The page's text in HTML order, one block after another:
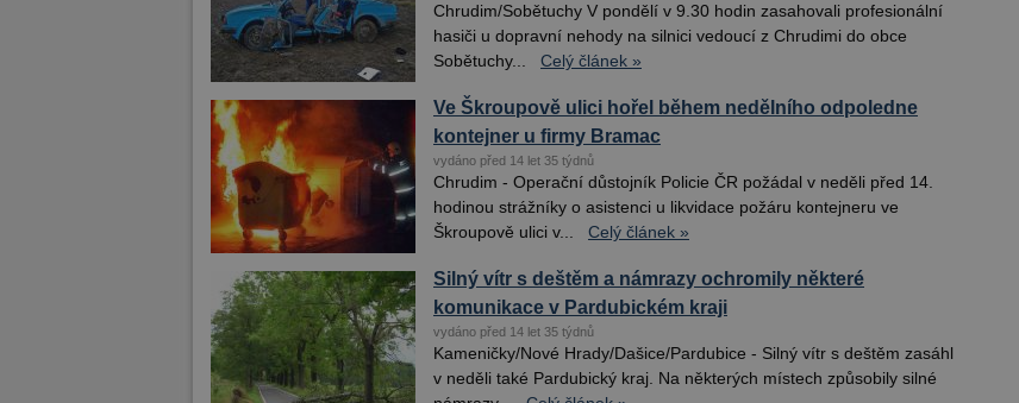
Chrudim/Sobětuchy V pondělí v 9.30 hodin zasahovali profesionální
hasiči u dopravní nehody na silnici vedoucí z Chrudimi do obce
Sobětuchy...
Celý článek »
Ve Škroupově ulici hořel během nedělního odpoledne
kontejner u firmy Bramac
vydáno před 14 let 35 týdnů
Chrudim - Operační důstojník Policie ČR požádal v neděli před 14.
hodinou strážníky o asistenci u likvidace požáru kontejneru ve
Škroupově ulici v...
Celý článek »
Silný vítr s deštěm a námrazy ochromily některé
komunikace v Pardubickém kraji
vydáno před 14 let 35 týdnů
Kameničky/Nové Hrady/Dašice/Pardubice - Silný vítr s deštěm zasáhl
v neděli také Pardubický kraj. Na některých místech způsobily silné